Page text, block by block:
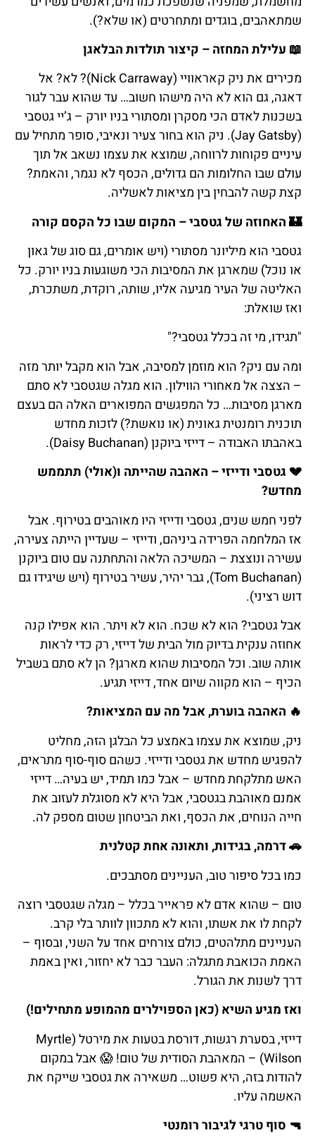
שמתאהבים, בוגדים ומתחרטים (או שלא?).
📖 עלילתהמחזה– קיצורתולדותהבלאגן
מכירים את ניק קאראוויי (Nick Carraway)? לא? אל
דאגה, גם הוא לא היה מישהו חשוב… עד שהוא עבר לגור
בשכנות לאדם הכי מסקרן ומסתורי בניו יורק – ג’יי גטסבי
(Jay Gatsby). ניק הוא בחור צעיר ונאיבי, סופר מתחיל עם
עיניים פקוחות לרווחה, שמוצא את עצמו נשאב אל תוך
עולם שבו החלומות הם גדולים, הכסף לא נגמר, והאמת?
קצת קשה להבחין בין מציאות לאשליה.
🏰האחוזה שלגטסבי– המקום שבוכלהקסם קורה
גטסבי הוא מיליונר מסתורי (ויש אומרים, גם סוג של גאון
או נוכל) שמארגן את המסיבות הכי משוגעות בניו יורק. כל
האליטה של העיר מגיעה אליו, שותה, רוקדת, משתכרת,
ואז שואלת:
"תגידו, מי זה בכלל גטסבי?"
ומה עם ניק? הוא מוזמן למסיבה, אבל הוא מקבל יותר מזה
– הצצה אל מאחורי הווילון. הוא מגלה שגטסבי לא סתם
מארגן מסיבות… כל המפגשים המפוארים האלה הם בעצם
תוכנית רומנטית גאונית (או נואשת?) לזכות מחדש
באהבתו האבודה – דייזי ביוקנן (Daisy Buchanan).
💔 גטסביודייזי– האהבה שהייתה ו(אולי) תתממש
מחדש?
לפני חמש שנים, גטסבי ודייזי היו מאוהבים בטירוף. אבל
אז המלחמה הפרידה ביניהם, ודייזי – שעדיין הייתה צעירה,
עשירה ונוצצת – המשיכה הלאה והתחתנה עם טום ביוקנן
(Tom Buchanan), גבר יהיר, עשיר בטירוף (ויש שיגידו גם
דוש רציני).
אבל גטסבי? הוא לא שכח. הוא לא ויתר. הוא אפילו קנה
אחוזה ענקית בדיוק מול הבית של דייזי, רק כדי לראות
אותה שוב. וכל המסיבות שהוא מארגן? הן לא סתם בשביל
הכיף – הוא מקווה שיום אחד, דייזי תגיע.
🔥 האהבהבוערת,אבלמה עם המציאות?
ניק, שמוצא את עצמו באמצע כל הבלגן הזה, מחליט
להפגיש מחדש את גטסבי ודייזי. כשהם סוף-סוף מתראים,
האש מתלקחת מחדש – אבל כמו תמיד, יש בעיה… דייזי
אמנם מאוהבת בגטסבי, אבל היא לא מסוגלת לעזוב את
חייה הנוחים, את הכסף, ואת הביטחון שטום מספק לה.
🚗דרמה,בגידות,ותאונהאחתקטלנית
כמו בכל סיפור טוב, העניינים מסתבכים.
טום – שהוא אדם לא פראייר בכלל – מגלה שגטסבי רוצה
לקחת לו את אשתו, והוא לא מתכוון לוותר בלי קרב.
העניינים מתלהטים, כולם צורחים אחד על השני, ובסוף –
האמת הכואבת מתגלה: העבר כבר לא יחזור, ואין באמת
דרך לשנות את הגורל.
ואז מגיע השיא (כאן הספוילרים מהמופע מתחילים!)
דייזי, בסערת רגשות, דורסת בטעות את מירטל (Myrtle
Wilson) – המאהבת הסודית של טום!
😱אבלבמקום
להודותבזה,היא פשוט… משאירה אתגטסבישייקח את
האשמה עליו.
🔫 סוףטרגילגיבוררומנטי